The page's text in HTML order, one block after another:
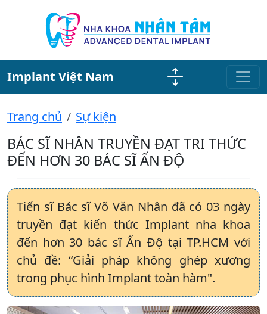
Implant Việt Nam
Trang chủ Sự kiện
BÁC SĨ NHÂN TRUYỀN ĐẠT TRI THỨC
ĐẾN HƠN 30 BÁC SĨ ẤN ĐỘ
Tiến sĩ Bác sĩ Võ Văn Nhân đã có 03 ngày
truyền đạt kiến thức Implant nha khoa
đến hơn 30 bác sĩ Ấn Độ tại TP.HCM với
chủ đề: “Giải pháp không ghép xương
trong phục hình Implant toàn hàm".